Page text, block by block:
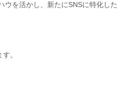
ウを活かし、新たにSNSに特化した
。